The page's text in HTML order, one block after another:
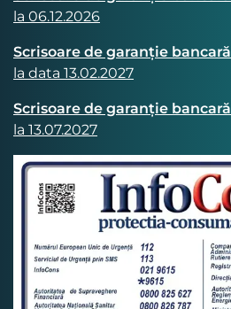
la 06.12.2026
Scrisoare de garanție bancară
la data 13.02.2027
Scrisoare de garanție bancară
la 13.07.2027